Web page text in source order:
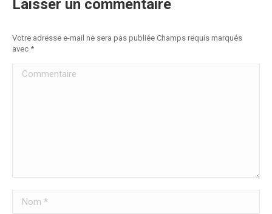
Laisser un commentaire
Votre adresse e-mail ne sera pas publiée Champs requis marqués
avec *
Commentaire
Nom *